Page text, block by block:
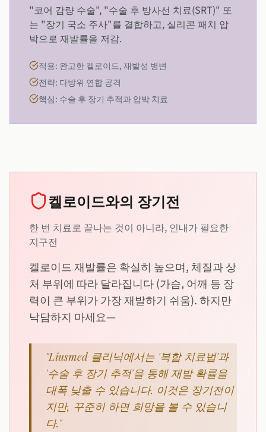
"코어 감량 수술", "수술 후 방사선 치료(SRT)" 또
는 "장기 국소 주사"를 결합하고, 실리콘 패치 압
박으로 재발률을 저감.
적용: 완고한 켈로이드, 재발성 병변
전략: 다방위 연합 공격
핵심: 수술 후 장기 추적과 압박 치료
켈로이드와의 장기전
한 번 치료로 끝나는 것이 아니라, 인내가 필요한
지구전
켈로이드 재발률은 확실히 높으며, 체질과 상
처 부위에 따라 달라집니다 (가슴, 어깨 등 장
력이 큰 부위가 가장 재발하기 쉬움). 하지만
낙담하지 마세요—
"Liusmed 클리닉에서는 '복합 치료법'과
'수술 후 장기 추적'을 통해 재발 확률을
대폭 낮출 수 있습니다. 이것은 장기전이
지만, 꾸준히 하면 희망을 볼 수 있습니
다."